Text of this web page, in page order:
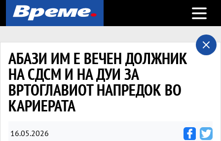
Open
АБАЗИ ИМ Е ВЕЧЕН ДОЛЖНИК
НА СДСМ И НА ДУИ ЗА
ВРТОГЛАВИОТ НАПРЕДОК ВО
КАРИЕРАТА
16.05.2026